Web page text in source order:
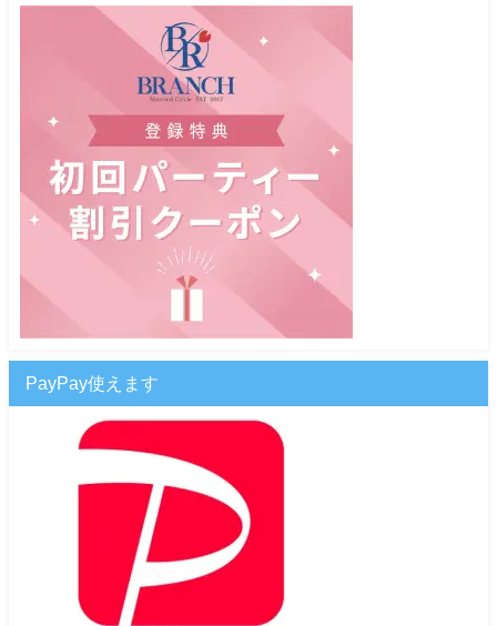
PayPay使えます